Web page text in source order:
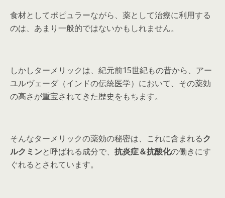
食材としてポピュラーながら、薬として治療に利用する
のは、あまり一般的ではないかもしれません。
しかしターメリックは、紀元前15世紀もの昔から、アー
ユルヴェーダ（インドの伝統医学）において、その薬効
の高さが重宝されてきた歴史をもちます。
そんなターメリックの薬効の秘密は、これに含まれるク
ルクミンと呼ばれる成分で、 抗炎症＆抗酸化の働きにす
ぐれるとされています。